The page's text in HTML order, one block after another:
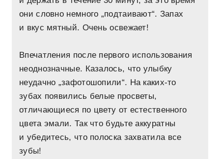
они словно немного „подтаивают“. Запах
и вкус мятный. Очень освежает!
Впечатления после первого использования
неоднозначные. Казалось, что улыбку
неудачно „зафотошопили“. На каких-то
зубах появились белые просветы,
отличающиеся по цвету от естественного
цвета эмали. Так что будьте аккуратны
и убедитесь, что полоска захватила все
зубы!